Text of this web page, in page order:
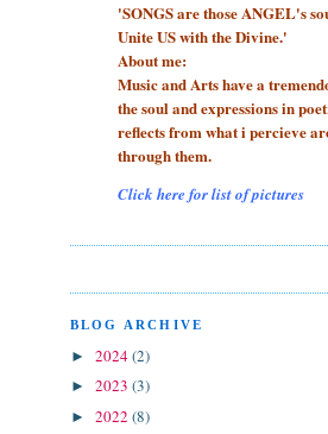
'SONGS are those ANGEL's
Unite US with the Divine.'
About me:
Music and Arts have a
the soul and expressions in
reflects from what i percieve
through them.
Click here for list of pictures
BLOG ARCHIVE
► 2024(2)
► 2023 (3)
► 2022 (8)